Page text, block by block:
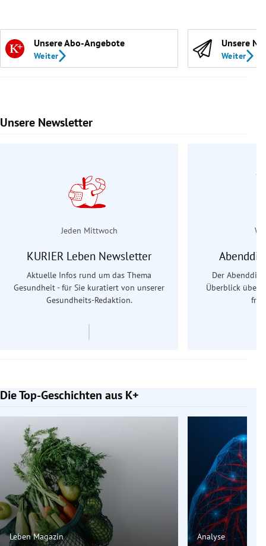
Unsere Abo-Angebote
Weiter
Unsere
Weiter
Unsere Newsletter
Slide 1 von 9
Jeden Mittwoch
KURIER Leben Newsletter
Aktuelle Infos rund um das Thema
Gesundheit - für Sie kuratiert von unserer
Gesundheits-Redaktion.
Der
Überblick über
Die Top-Geschichten aus K+
Slide 1 von 7
Leben Magazin Analyse